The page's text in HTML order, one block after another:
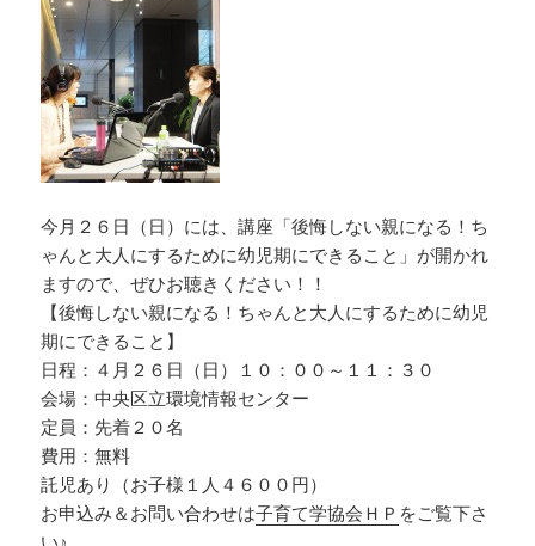
今月２６日（日）には、講座「後悔しない親になる！ち
ゃんと大人にするために幼児期にできること」が開かれ
ますので、ぜひお聴きください！！
【後悔しない親になる！ちゃんと大人にするために幼児
期にできること】
日程：４月２６日（日）１０：００～１１：３０
会場：中央区立環境情報センター
定員：先着２０名
費用：無料
託児あり（お子様１人４６００円）
お申込み＆お問い合わせは子育て学協会ＨＰ をご覧下さ
い♪